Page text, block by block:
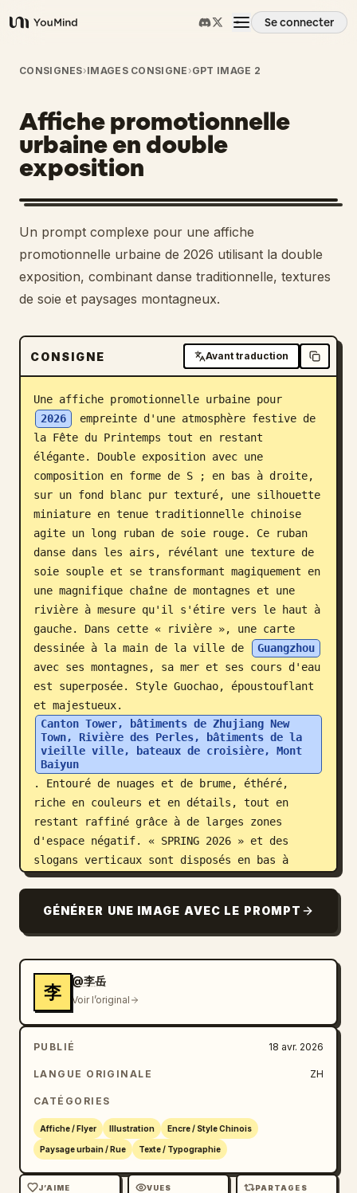
YouMind
Se connecter
Aperçu
Cas d'usage
Compétences
Invites
Tarifs
Blog
Mises à jour
CONSIGNES›IMAGES CONSIGNE ›GPT IMAGE 2
Affiche promotionnelle
urbaine en double
exposition
Un prompt complexe pour une affiche
promotionnelle urbaine de 2026 utilisant la double
exposition, combinant danse traditionnelle, textures
de soie et paysages montagneux.
CONSIGNE Avant traduction
Une affiche promotionnelle urbaine pour
2026
empreinte d'une atmosphère festive de
la Fête du Printemps tout en restant
élégante. Double exposition avec une
composition en forme de S ; en bas à droite,
sur un fond blanc pur texturé, une silhouette
miniature en tenue traditionnelle chinoise
agite un long ruban de soie rouge. Ce ruban
danse dans les airs, révélant une texture de
soie souple et se transformant magiquement en
une magnifique chaîne de montagnes et une
rivière à mesure qu'il s'étire vers le haut à
gauche. Dans cette « rivière », une carte
dessinée à la main de la ville de
Guangzhou
avec ses montagnes, sa mer et ses cours d'eau
est superposée. Style Guochao, époustouflant
et majestueux.
Canton Tower, bâtiments de Zhujiang New
Town, Rivière des Perles, bâtiments de la
vieille ville, bateaux de croisière, Mont
Baiyun
. Entouré de nuages et de brume, éthéré,
riche en couleurs et en détails, tout en
restant raffiné grâce à de larges zones
d'espace négatif. « SPRING 2026 » et des
slogans verticaux sont disposés en bas à
gauche, symbolisant « Capitale commerciale
Typographie belle et claire, format 9:16.
GÉNÉRER UNE IMAGE AVEC LE PROMPT
李
@李岳
Voir l’original
PUBLIÉ 18 avr. 2026
LANGUE ORIGINALE ZH
CATÉGORIES
Affiche / Flyer Illustration Encre / Style Chinois
Paysage urbain / Rue Texte / Typographie
J’AIME VUES PARTAGES